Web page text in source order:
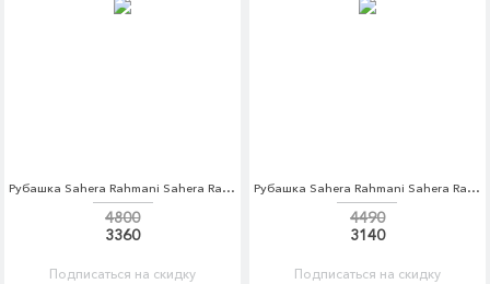
Рубашка Sahera Rahmani Sahera Rahmani MP002XM0YDOY
4800
3360
Подписаться на скидку
Рубашка Sahera Rahmani Sahera Rahmani MP002XM0M1WT
4490
3140
Подписаться на скидку